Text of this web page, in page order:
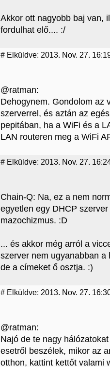
Akkor ott nagyobb baj van,
fordulhat elő.... :/
# Elküldve: 2013. Nov. 27.
@ratman:
Dehogynem. Gondolom az
szerverrel, és aztán az
pepitában, ha a WiFi és a
LAN routeren meg a WiFi
# Elküldve: 2013. Nov. 27.
Chain-Q: Na, ez a nem
egyetlen egy DHCP
mazochizmus. :D
... és akkor még arról a
szerver nem ugyanabban
de a címeket ő osztja. :)
# Elküldve: 2013. Nov. 27.
@ratman:
Najó de te nagy
esetről beszélek, mikor az
otthon, kattint kettőt valami